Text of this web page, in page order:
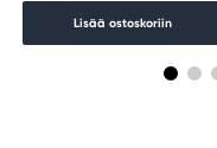
Lisää ostoskoriin